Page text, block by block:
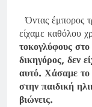
Όντας έμπορος
είχαμε καθόλου
τοκογλύφους
δικηγόρος, δεν
αυτό. Χάσαμε το
στην παιδική
βιώνεις.